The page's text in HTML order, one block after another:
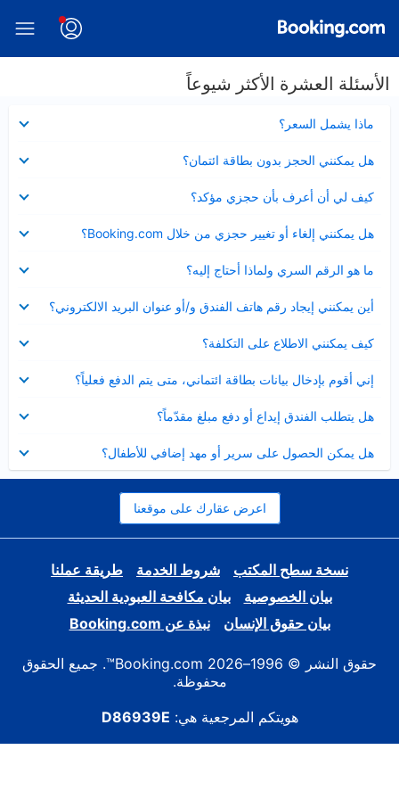
الأسئلة العشرة الأكثر شيوعاً
ماذا يشمل السعر؟
مصغر
هل يمكنني الحجز بدون بطاقة ائتمان؟
مصغر
كيف لي أن أعرف بأن حجزي مؤكد؟
مصغر
هل يمكنني إلغاء أو تغيير حجزي من خلال Booking.com؟
مصغر
ما هو الرقم السري ولماذا أحتاج إليه؟
مصغر
أين يمكنني إيجاد رقم هاتف الفندق و/أو عنوان البريد الالكتروني؟
عرض
مصغر
كيف يمكنني الاطلاع على التكلفة؟
مصغر
إني أقوم بإدخال بيانات بطاقة ائتماني، متى يتم الدفع فعلياً؟
مصغر
هل يتطلب الفندق إيداع أو دفع مبلغ مقدّماً؟
مصغر
هل يمكن الحصول على سرير أو مهد إضافي للأطفال؟
مصغر
اعرض عقارك على موقعنا
نسخة سطح المكتب شروط الخدمة
طريقة عملنا
بيان الخصوصية
بيان مكافحة العبودية الحديثة
بيان حقوق الإنسان
نبذة عن Booking.com
حقوق النشر © 1996–2026 Booking.com™. جميع الحقوق
محفوظة.
هويتكم المرجعية هي: D86939E